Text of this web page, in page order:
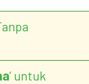
’ untuk